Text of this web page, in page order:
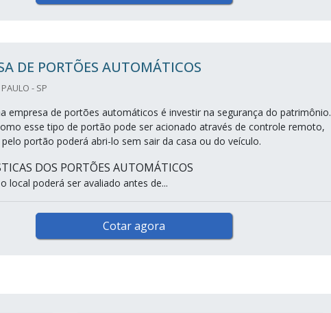
DE PORTÕES AUTOMÁTICOS
- SP
empresa de portões automáticos é investir na segurança do patrimônio.
esse tipo de portão pode ser acionado através de controle remoto,
portão poderá abri-lo sem sair da casa ou do veículo.
DOS PORTÕES AUTOMÁTICOS
local poderá ser avaliado antes de...
Cotar agora